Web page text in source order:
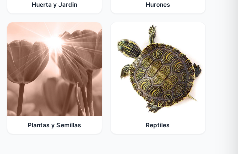
Huerta y Jardin Hurones
Plantas y Semillas Reptiles